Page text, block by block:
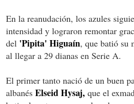
En la reanudación, los azules
intensidad y lograron remontar
del 'Pipita' Higuaín, que batió su
al llegar a 29 dianas en Serie A.
El primer tanto nació de un buen
albanés Elseid Hysaj, que el